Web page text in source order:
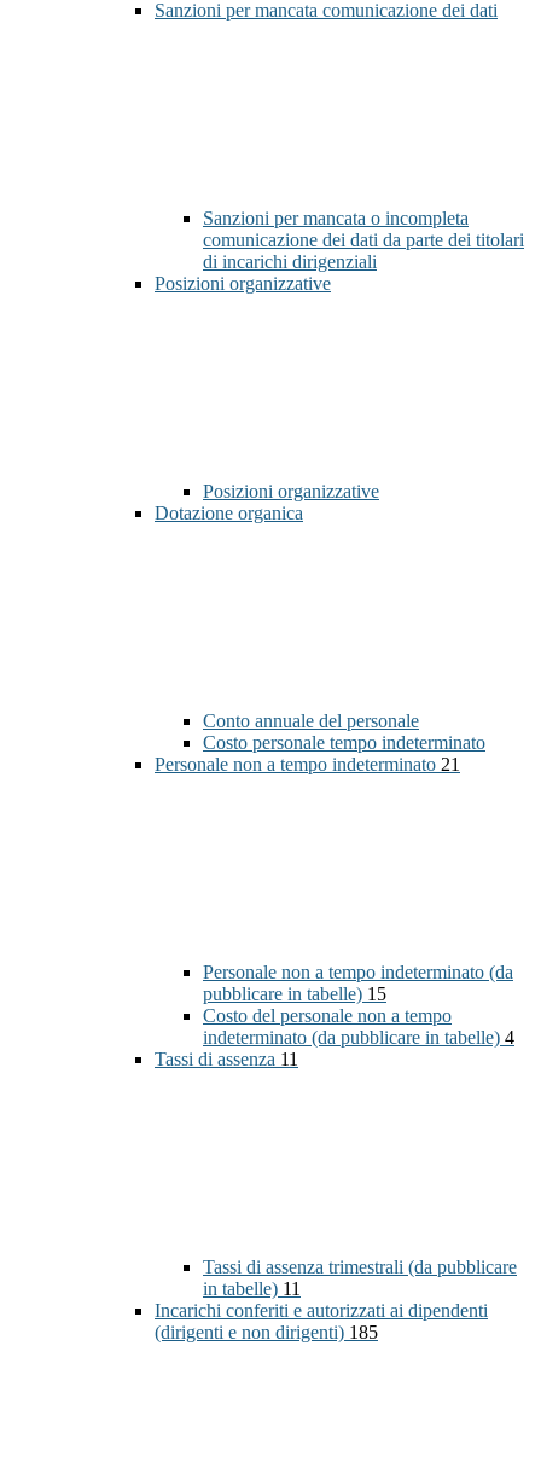
Sanzioni per mancata comunicazione dei dati
Sanzioni per mancata o incompleta
comunicazione dei dati da parte dei titolari
di incarichi dirigenziali
Posizioni organizzative
Posizioni organizzative
Dotazione organica
Conto annuale del personale
Costo personale tempo indeterminato
Personale non a tempo indeterminato 21
Personale non a tempo indeterminato (da
pubblicare in tabelle) 15
Costo del personale non a tempo
indeterminato (da pubblicare in tabelle) 4
Tassi di assenza 11
Tassi di assenza trimestrali (da pubblicare
in tabelle) 11
Incarichi conferiti e autorizzati ai dipendenti
(dirigenti e non dirigenti) 185